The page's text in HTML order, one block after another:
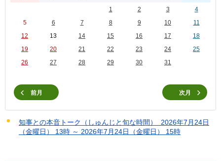
1 2 3
4
5
6 7 8 9 10
11
12
13 14 15 16 17
18
19
20 21 22 23 24
25
26
27 28 29 30 31
前月 次月
知事との本音トーク（しゅんじと旬な時間） 2026年7月24日
（金曜日） 13時 ～ 2026年7月24日（金曜日） 15時